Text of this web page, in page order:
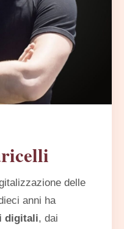
delle
anni ha
digitali, dai